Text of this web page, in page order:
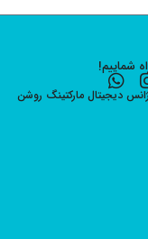
شماییم!
دیجیتال مارکتینگ روشن